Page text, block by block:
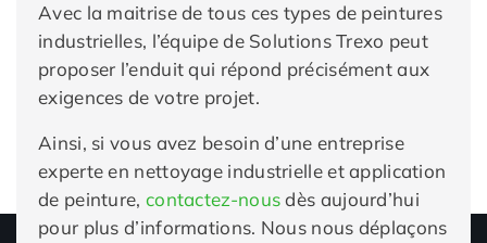
Avec la maitrise de tous ces types de peintures
industrielles, l’équipe de Solutions Trexo peut
proposer l’enduit qui répond précisément aux
exigences de votre projet.
Ainsi, si vous avez besoin d’une entreprise
experte en nettoyage industrielle et application
de peinture, contactez-nousdès aujourd’hui
pour plus d’informations. Nous nous déplaçons